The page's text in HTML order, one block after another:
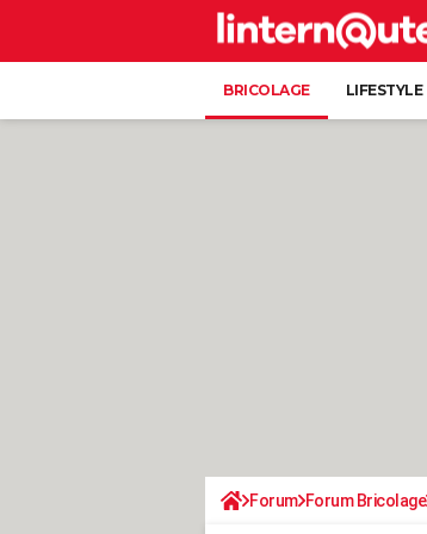
BRICOLAGE LIFESTYLE
Forum Forum Bricolage